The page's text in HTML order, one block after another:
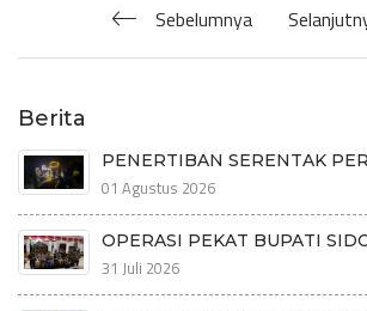
Sebelumnya
Berita
PENERTIBAN SERENTAK
01 Agustus 2026
OPERASI PEKAT BUPATI
31 Juli 2026